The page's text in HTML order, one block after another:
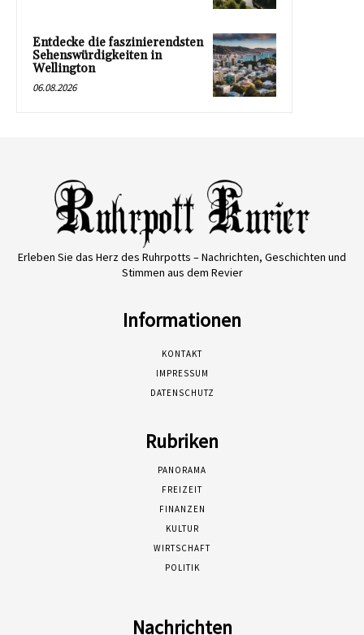
Entdecke die faszinierendsten
Sehenswürdigkeiten in
Wellington
06.08.2026
Erleben Sie das Herz des Ruhrpotts – Nachrichten, Geschichten und
Stimmen aus dem Revier
Informationen
KONTAKT
IMPRESSUM
DATENSCHUTZ
Rubriken
PANORAMA
FREIZEIT
FINANZEN
KULTUR
WIRTSCHAFT
POLITIK
Nachrichten